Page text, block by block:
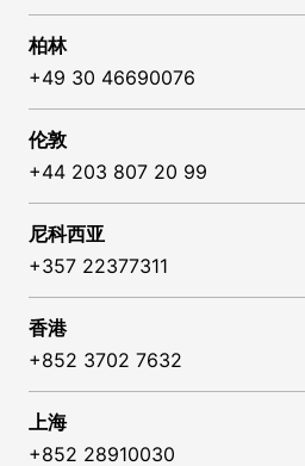
柏林
+49 30 46690076
伦敦
+44 203 807 20 99
尼科西亚
+357 22377311
香港
+852 3702 7632
上海
+852 28910030